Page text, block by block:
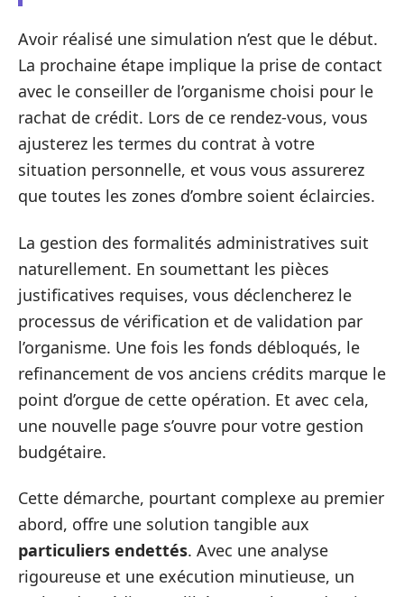
Avoir réalisé une simulation n’est que le début.
La prochaine étape implique la prise de contact
avec le conseiller de l’organisme choisi pour le
rachat de crédit. Lors de ce rendez-vous, vous
ajusterez les termes du contrat à votre
situation personnelle, et vous vous assurerez
que toutes les zones d’ombre soient éclaircies.
La gestion des formalités administratives suit
naturellement. En soumettant les pièces
justificatives requises, vous déclencherez le
processus de vérification et de validation par
l’organisme. Une fois les fonds débloqués, le
refinancement de vos anciens crédits marque le
point d’orgue de cette opération. Et avec cela,
une nouvelle page s’ouvre pour votre gestion
budgétaire.
Cette démarche, pourtant complexe au premier
abord, offre une solution tangible aux
particuliers endettés. Avec une analyse
rigoureuse et une exécution minutieuse, un